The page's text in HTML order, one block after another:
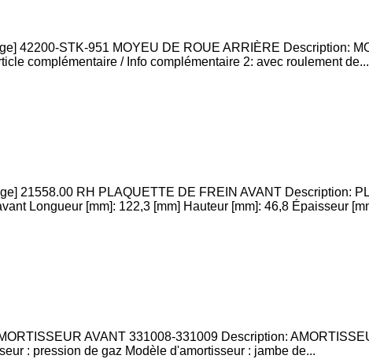
42200-STK-951 MOYEU DE ROUE ARRIÈRE Description:
complémentaire / Info complémentaire 2: avec roulement de...
21558.00 RH PLAQUETTE DE FREIN AVANT Description:
Longueur [mm]: 122,3 [mm] Hauteur [mm]: 46,8 Épaisseur
AVANT 331008-331009 Description:
: pression de gaz Modèle d'amortisseur : jambe de...